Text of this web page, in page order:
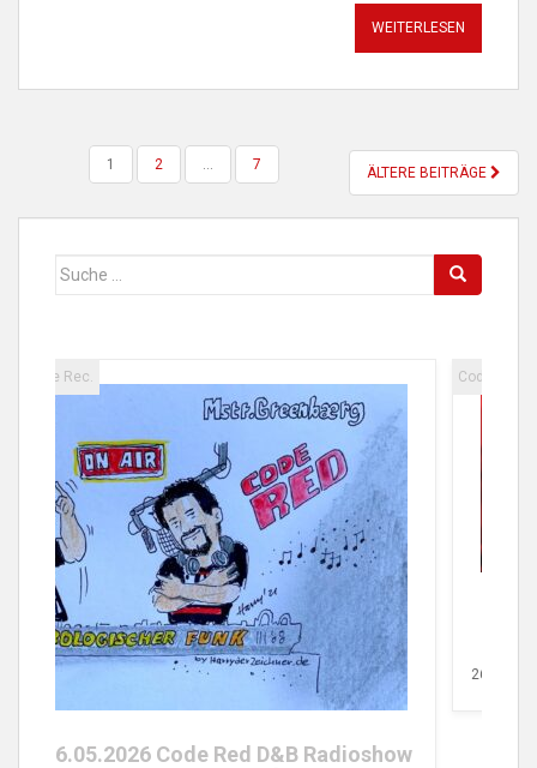
WEITERLESEN
SEITENNUMMERIERUNG
BEITRÄGE
1 2 7 ÄLTERE BEITRÄGE
Suche
25.04.2026 Code Red FM Radioshow
w/ Tobs Turvy
Code Rec.